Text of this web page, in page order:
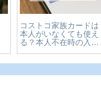
コストコ家族カードは
本人がいなくても使え
る？本人不在時の入店